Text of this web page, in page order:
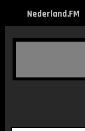
Nederland.FM